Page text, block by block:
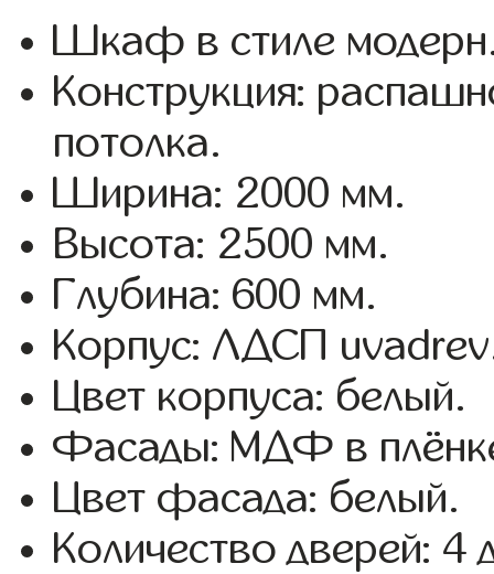
Шкаф в стиле
Конструкция:
потолка.
Ширина: 2000 мм.
Высота: 2500 мм.
Глубина: 600 мм.
Корпус: ЛДСП
Цвет корпуса: белый.
Фасады: МДФ в
Цвет фасада: белый.
Количество дверей: 4